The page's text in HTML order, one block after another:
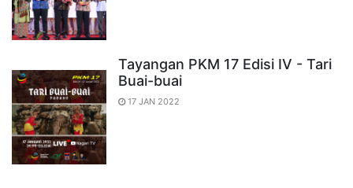
Tayangan PKM 17 Edisi IV - Tari
Buai-buai
17 JAN 2022